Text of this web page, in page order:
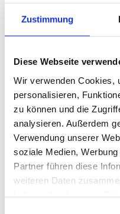
Zustimmung
Diese Webseite
Wir verwenden Cookies,
personalisieren,
zu können und die
analysieren. Außerdem
Verwendung unserer
soziale Medien,
Partner führen diese
weiteren Daten
MetaCompass
22. AUGUST 2025